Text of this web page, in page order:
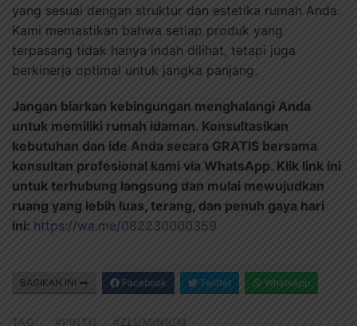
yang sesuai dengan struktur dan estetika rumah Anda.
Kami memastikan bahwa setiap produk yang
terpasang tidak hanya indah dilihat, tetapi juga
berkinerja optimal untuk jangka panjang.
Jangan biarkan kebingungan menghalangi Anda
untuk memiliki rumah idaman. Konsultasikan
kebutuhan dan ide Anda secara GRATIS bersama
konsultan profesional kami via WhatsApp. Klik link ini
untuk terhubung langsung dan mulai mewujudkan
ruang yang lebih luas, terang, dan penuh gaya hari
ini: https://wa.me/082230000359
BAGIKAN INI Facebook Twitter WhatsApp
TAG: #PINTU #ZLUMINIUM